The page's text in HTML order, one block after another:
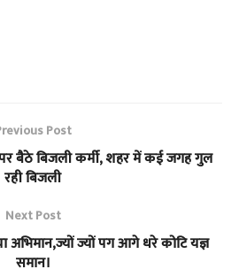
Post
बैठे बिजली कर्मी, शहर में कई जगह गुल
रही बिजली
Next Post
ज्यों पग आगे धरे कोटि यज्ञ
समान।